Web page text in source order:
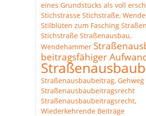
eines Grundstücks als voll
Stichstrasse Stichstraße,
Stilblüten zum Fasching
Stichstraße Straßenausbau,
Wendehammer
beitragsfähiger
Straßenausbaubeitrag, Gehweg
Straßenausbaubeitragsrecht
Straßenausbaubeitragsrecht,
Wiederkehrende Beiträge